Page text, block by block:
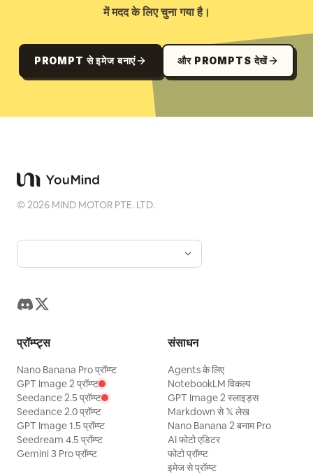
में मदद के लिए चुना गया है।
PROMPT से इमेज बनाएं और PROMPTS देखें
©2026 MIND MOTOR PTE. LTD.
प्रॉम्प्ट्स
Nano Banana Pro प्रॉम्प्ट
GPT Image 2 प्रॉम्प्ट
Seedance 2.5 प्रॉम्प्ट
Seedance 2.0 प्रॉम्प्ट
GPT Image 1.5 प्रॉम्प्ट
Seedream 4.5 प्रॉम्प्ट
Gemini 3 Pro प्रॉम्प्ट
संसाधन
Agents के लिए
NotebookLM विकल्प
GPT Image 2 स्लाइड्स
Markdown से 𝕏 लेख
Nano Banana 2 बनाम Pro
AI फोटो एडिटर
फोटो प्रॉम्प्ट
इमेज से प्रॉम्प्ट